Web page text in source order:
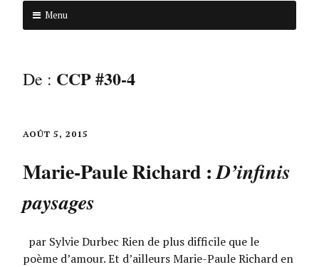
Menu
De : CCP #30-4
AOÛT 5, 2015
Marie-Paule Richard :D’infinis
paysages
par Sylvie Durbec Rien de plus difficile que le
poème d’amour. Et d’ailleurs Marie-Paule Richard en